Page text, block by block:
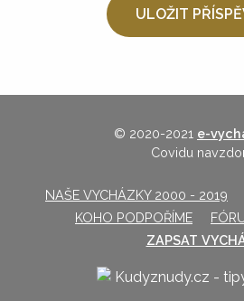
© 2020-2021 e-
Covidu
NAŠE VYCHÁZKY 2000 - 2019
KOHO PODPOŘÍME
ZAPSAT